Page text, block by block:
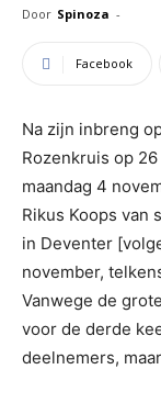
Door Spinoza -
Facebook
Na zijn inbreng
Rozenkruis op
maandag 4
Rikus Koops van
in Deventer
november,
Vanwege de
voor de derde
deelnemers,